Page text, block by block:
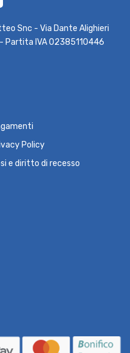
Snc - Via Dante Alighieri
Partita IVA 02385110446
Policy
e diritto di recesso